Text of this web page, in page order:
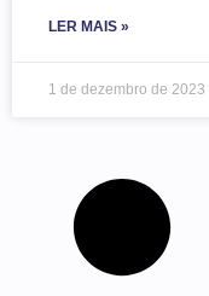
LER MAIS »
1 de dezembro de 2023